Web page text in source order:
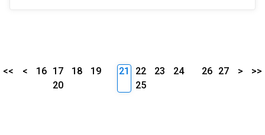
<< < 16 17 18
19
20
21 22 23
24
25
26 27 > >>